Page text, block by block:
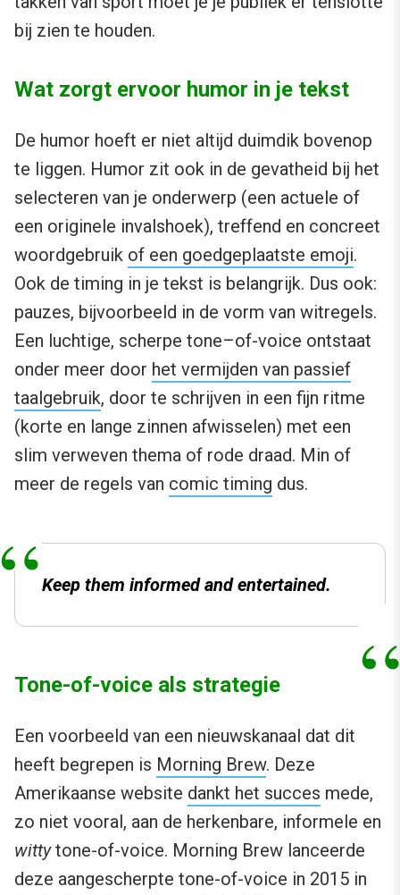
bij zien te houden.
Wat zorgt ervoor humor in je tekst
De humor hoeft er niet altijd duimdik bovenop
te liggen. Humor zit ook in de gevatheid bij het
selecteren van je onderwerp (een actuele of
een originele invalshoek), treffend en concreet
woordgebruik of een goedgeplaatste emoji.
Ook de timing in je tekst is belangrijk. Dus ook:
pauzes, bijvoorbeeld in de vorm van witregels.
Een luchtige, scherpe tone–of-voice ontstaat
onder meer door het vermijden van passief
taalgebruik, door te schrijven in een fijn ritme
(korte en lange zinnen afwisselen) met een
slim verweven thema of rode draad. Min of
meer de regels van comic timing dus.
Keep them informed and entertained.
Tone-of-voice als strategie
Een voorbeeld van een nieuwskanaal dat dit
heeft begrepen is Morning Brew. Deze
Amerikaanse website dankt het succes mede,
zo niet vooral, aan de herkenbare, informele en
wittytone-of-voice. Morning Brew lanceerde
deze aangescherpte tone-of-voice in 2015 in